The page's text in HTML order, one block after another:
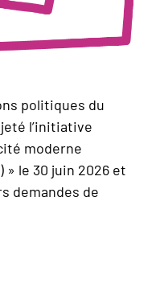
politiques du
l’initiative
moderne
le 30 juin 2026 et
demandes de